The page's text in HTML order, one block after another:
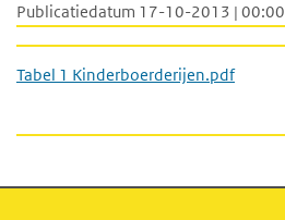
Publicatiedatum 17-10-2013 | 00:00
Tabel 1 Kinderboerderijen.pdf